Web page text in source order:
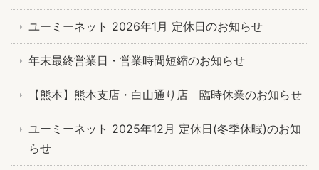
ユーミーネット 2026年1月 定休日のお知らせ
年末最終営業日・営業時間短縮のお知らせ
【熊本】熊本支店・白山通り店 臨時休業のお知らせ
ユーミーネット 2025年12月 定休日(冬季休暇)のお知
らせ